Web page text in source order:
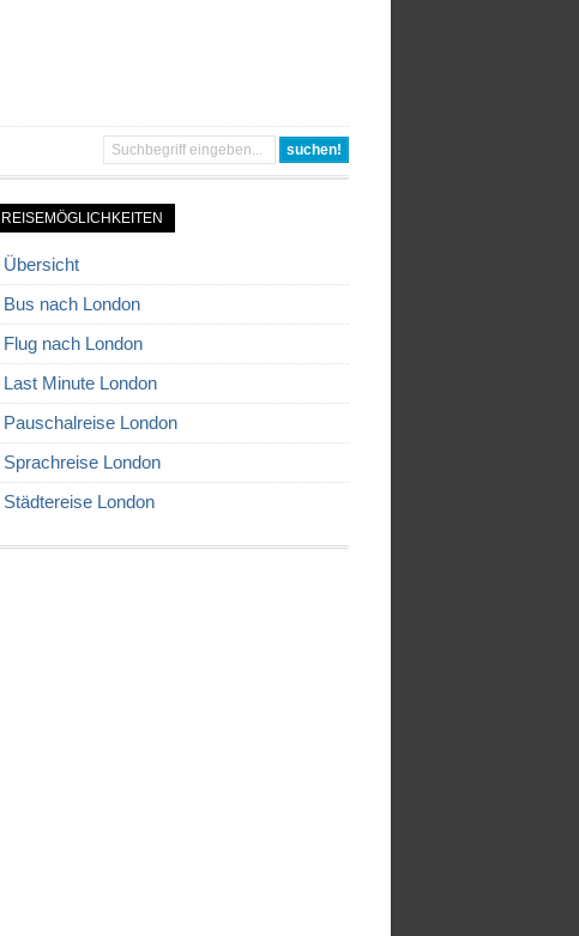
REISEMÖGLICHKEITEN
Übersicht
Bus nach London
Flug nach London
Last Minute London
Pauschalreise London
Sprachreise London
Städtereise London